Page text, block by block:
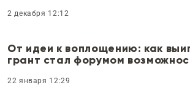
2 декабря 12:12
От идеи к воплощению: как
грант стал форумом
22 января 12:29